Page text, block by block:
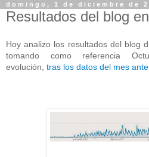
domingo, 1 de diciembre de
Resultados del blog
Hoy analizo los resultados del blog
tomando como referencia
evolución, tras los datos del mes